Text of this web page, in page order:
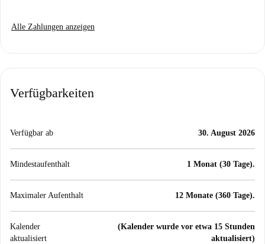
Alle Zahlungen anzeigen
Verfügbarkeiten
Verfügbar ab 30. August 2026
Mindestaufenthalt 1 Monat (30 Tage).
Maximaler Aufenthalt 12 Monate (360 Tage).
Kalender
aktualisiert
(Kalender wurde vor etwa 15 Stunden
aktualisiert)